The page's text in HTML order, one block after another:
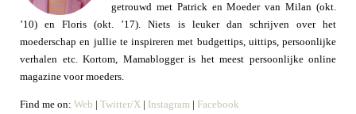
getrouwd met Patrick en Moeder van Milan (okt.
’10) en Floris (okt. ’17). Niets is leuker dan schrijven over het
moederschap en jullie te inspireren met budgettips, uittips, persoonlijke
verhalen etc. Kortom, Mamablogger is het meest persoonlijke online
magazine voor moeders.
Find me on: Web | Twitter/X | Instagram | Facebook